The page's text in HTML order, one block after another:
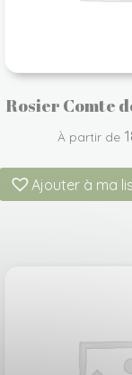
Rosier Comte
À partir de
Ajouter à ma